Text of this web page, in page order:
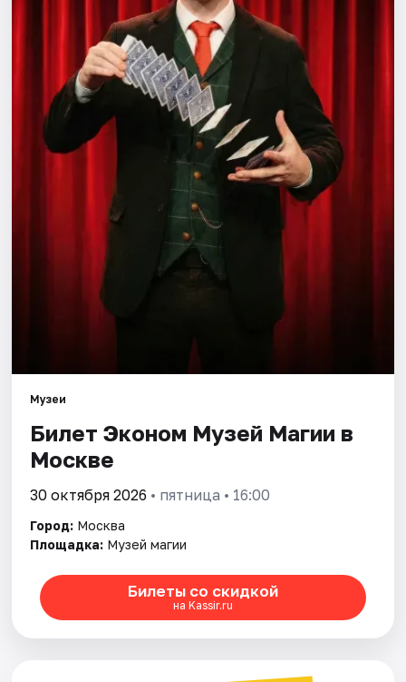
Города
Музеи
Билет Эконом Музей Магии в
Москве
30 октября 2026 • пятница • 16:00
Город: Москва
Площадка: Музей магии
Билеты со скидкой
на Kassir.ru